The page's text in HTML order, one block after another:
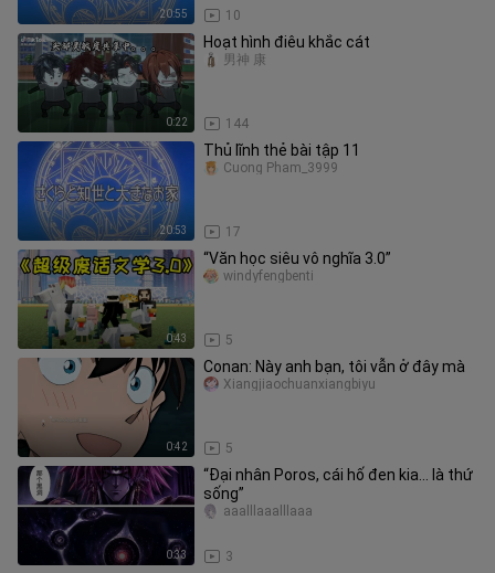
20:55 10
0:22
Hoạt hình điêu khắc cát
144
男神 康
20:53
Thủ lĩnh thẻ bài tập 11
17
Cuong Pham_3999
0:43
“Văn học siêu vô nghĩa 3.0”
5
windyfengbenti
0:42
Conan: Này anh bạn, tôi vẫn ở đây mà
5
Xiangjiaochuanxiangbiyu
0:33
“Đại nhân Poros, cái hố đen kia… là thứ
sống”
3
aaalllaaalllaaa